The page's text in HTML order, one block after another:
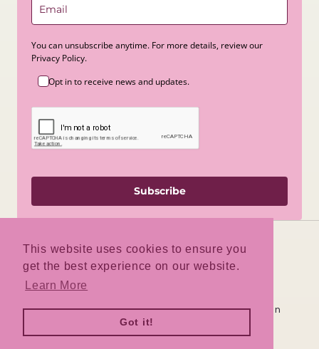
This website uses cookies to ensure you
get the best experience on our website.
Learn More
Got it!
You can unsubscribe anytime. For more details, review our
Privacy Policy.
Opt in to receive news and updates.
Subscribe
FacebookInstagram
TikTok
Deze winkel wordt door
aangedreven
Ben je de winkeleigenaar?Log hier in